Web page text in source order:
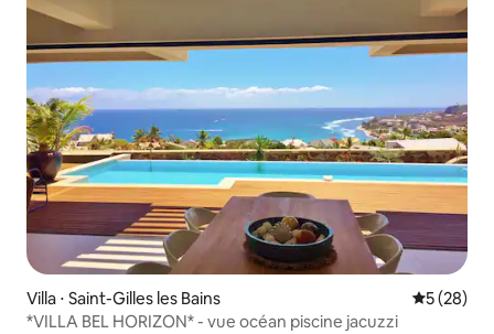
Villa ⋅ Saint-Gilles les Bains
5 (28)
*VILLA BEL HORIZON* - vue océan piscine jacuzzi